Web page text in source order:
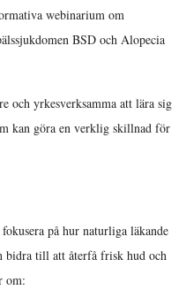
webinarium om
BSD och Alopecia
och yrkesverksamma att lära sig
kan göra en verklig skillnad för
på hur naturliga läkande
bidra till att återfå frisk hud och
om: